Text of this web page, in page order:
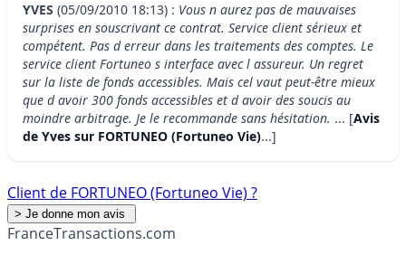
YVES (05/09/2010 18:13) : Vous n aurez pas de mauvaises
surprises en souscrivant ce contrat. Service client sérieux et
compétent. Pas d erreur dans les traitements des comptes. Le
service client Fortuneo s interface avec l assureur. Un regret
sur la liste de fonds accessibles. Mais cel vaut peut-être mieux
que d avoir 300 fonds accessibles et d avoir des soucis au
moindre arbitrage. Je le recommande sans hésitation. ... [Avis
de Yves sur FORTUNEO (Fortuneo Vie)...]
Client de FORTUNEO (Fortuneo Vie) ?
FranceTransactions.com